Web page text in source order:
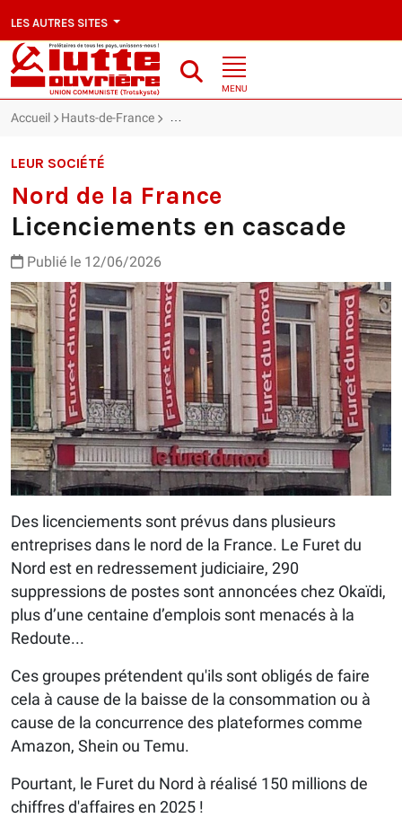
LES AUTRES SITES
MENU
Accueil Hauts-de-France Nord de la France : Licenciements en
LEUR SOCIÉTÉ
Nord de la France
Licenciements en cascade
Publié le 12/06/2026
Des licenciements sont prévus dans plusieurs
entreprises dans le nord de la France. Le Furet du
Nord est en redressement judiciaire, 290
suppressions de postes sont annoncées chez Okaïdi,
plus d’une centaine d’emplois sont menacés à la
Redoute...
Ces groupes prétendent qu'ils sont obligés de faire
cela à cause de la baisse de la consommation ou à
cause de la concurrence des plateformes comme
Amazon, Shein ou Temu.
Pourtant, le Furet du Nord à réalisé 150 millions de
chiffres d'affaires en 2025 !